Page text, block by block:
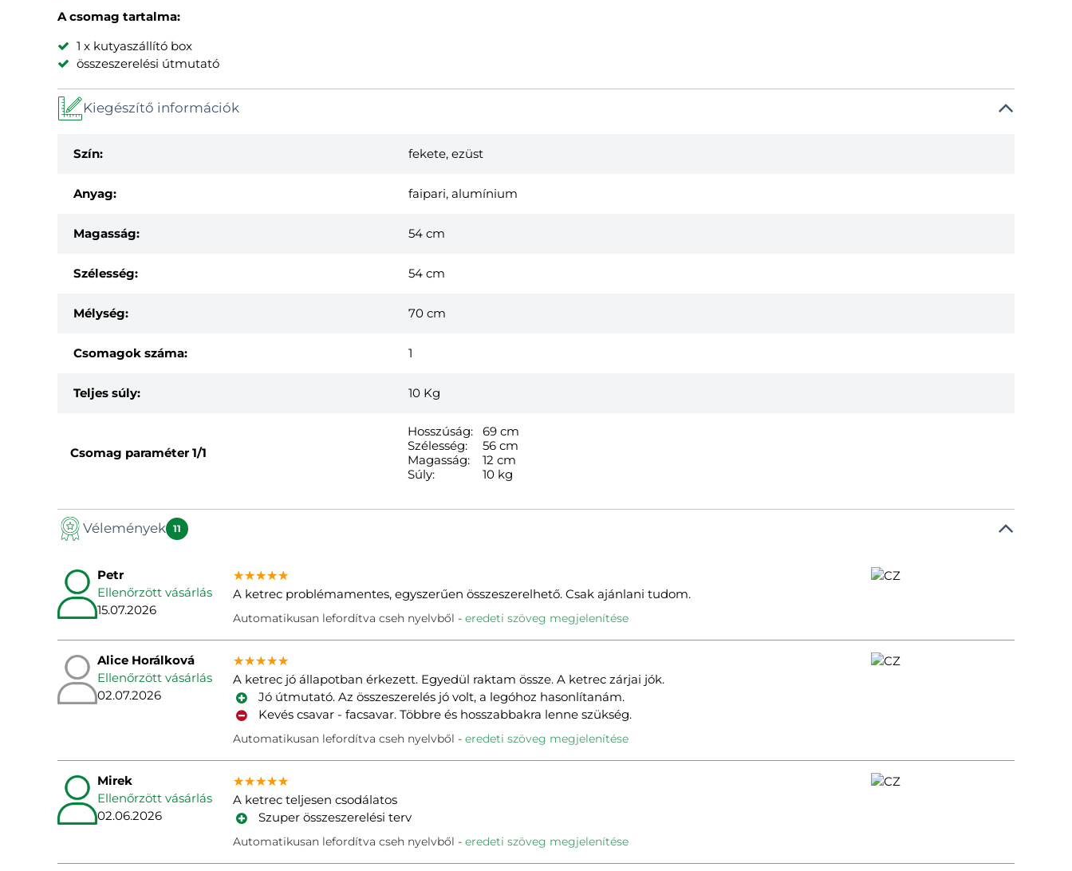
A csomag tartalma:
1 x kutyaszállító box
összeszerelési útmutató
Kiegészítő információk
Szín: fekete, ezüst
Anyag: faipari, alumínium
Magasság: 54 cm
Szélesség: 54 cm
Mélység: 70 cm
Csomagok száma: 1
Teljes súly: 10 Kg
Csomag paraméter1/1
Hosszúság:
69 cm
Szélesség:
56 cm
Magasság:
12 cm
Súly:
10 kg
Vélemények 11
Petr
Ellenőrzött vásárlás
15.07.2026
★★★★★
★★★★★
★★★★★
A ketrec problémamentes, egyszerűen összeszerelhető. Csak ajánlani tudom.
Automatikusan lefordítva cseh nyelvből eredeti szöveg megjelenítése
Alice Horálková
Ellenőrzött vásárlás
02.07.2026
★★★★★
★★★★★
★★★★★
A ketrec jó állapotban érkezett. Egyedül raktam össze. A ketrec zárjai jók.
Jó útmutató. Az összeszerelés jó volt, a legóhoz hasonlítanám.
Kevés csavar - facsavar. Többre és hosszabbakra lenne szükség.
Automatikusan lefordítva cseh nyelvből eredeti szöveg megjelenítése
Mirek
Ellenőrzött vásárlás
02.06.2026
★★★★★
★★★★★
★★★★★
A ketrec teljesen csodálatos
Szuper összeszerelési terv
Automatikusan lefordítva cseh nyelvből eredeti szöveg megjelenítése